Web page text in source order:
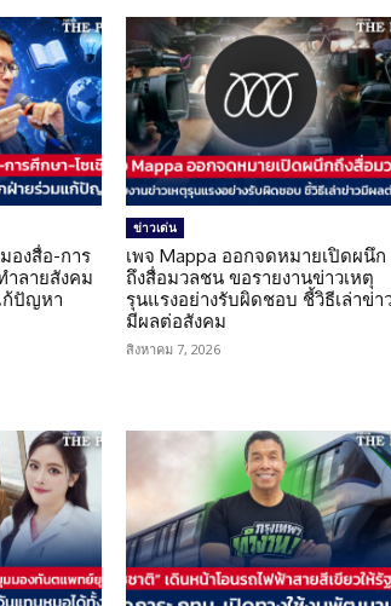
องสื่อ-การ
ำลายสังคม
ก้ปัญหา
ข่าวเด่น
เพจ Mappa ออกจดหมายเปิดผนึก
ถึงสื่อมวลชน ขอรายงานข่าวเหตุ
รุนแรงอย่างรับผิดชอบ ชี้วิธีเล่าข่า
มีผลต่อสังคม
สิงหาคม 7, 2026